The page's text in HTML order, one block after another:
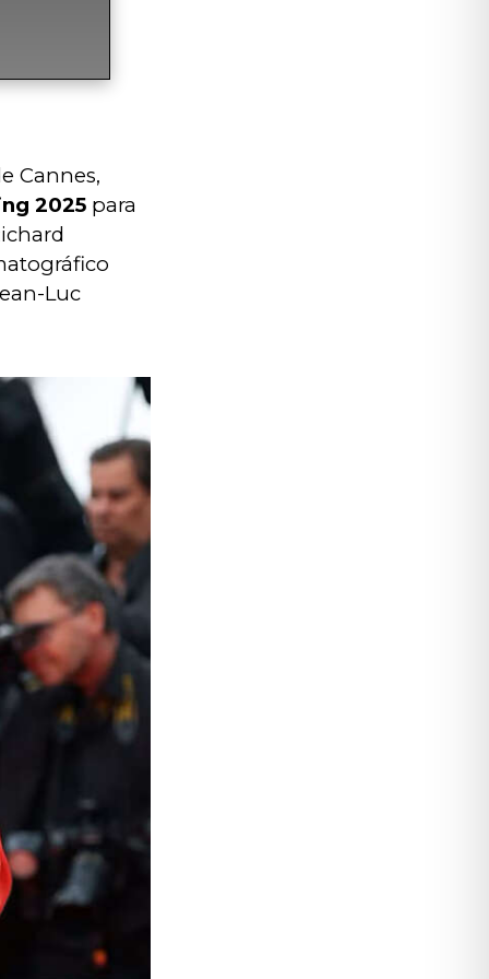
Cannes,
2025 para
Luc